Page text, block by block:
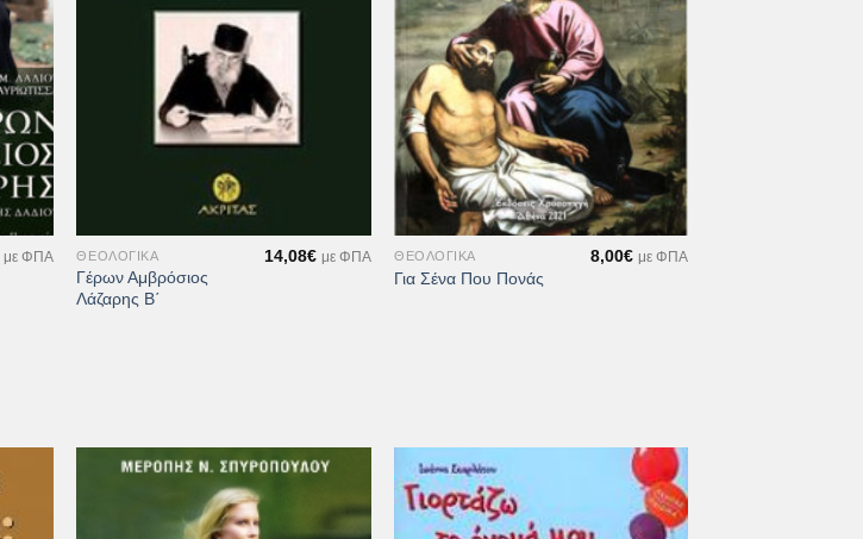
με ΦΠΑ ΘΕΟΛΟΓΙΚΆ
Γέρων Αμβρόσιος
Λάζαρης Β΄
14,08€ με ΦΠΑ ΘΕΟΛΟΓΙΚΆ
Για Σένα Που Πονάς
8,00€ με ΦΠΑ